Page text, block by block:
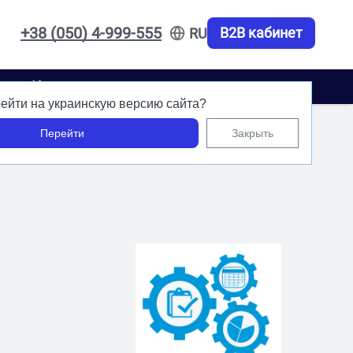
+38 (050) 4-999-555 RU B2B кабинет
Карьера
на украинскую версию сайта?
Перейти Закрыть